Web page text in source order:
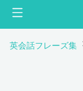
英会話フレーズ集